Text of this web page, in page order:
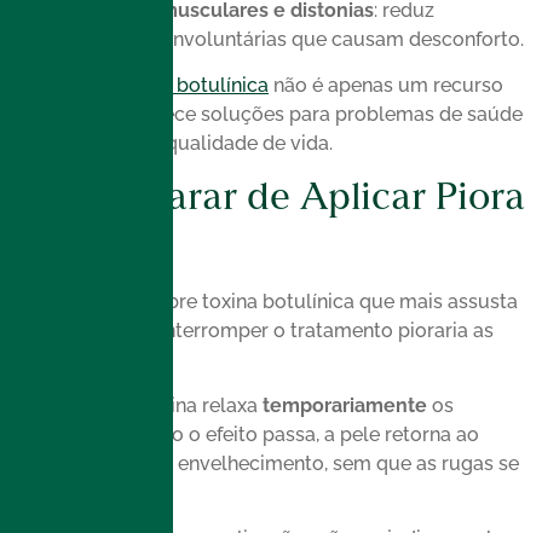
Espasmos musculares e distonias: reduz
contrações involuntárias que causam desconforto.
toxina botulínica não é apenas um recurso
estético: ela oferece soluções para problemas de saúde
que impactam a qualidade de vida.
Mito 3: Parar de Aplicar Piora
Um dos mitos sobre toxina botulínica que mais assusta
é a ideia de que interromper o tratamento pioraria as
Na verdade, a toxina relaxa temporariamente os
músculos. Quando o efeito passa, a pele retorna ao
estado natural de envelhecimento, sem que as rugas se